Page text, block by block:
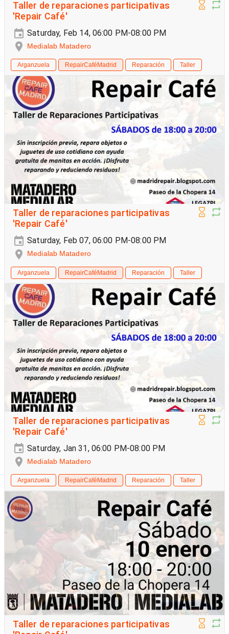
Taller de reparaciones participativas
'Repair Café'
Saturday, Feb 14, 06:00 PM-08:00 PM
Medialab Matadero
Arganzuela RepairCaféMadrid Reparación Taller
Taller de reparaciones participativas
'Repair Café'
Saturday, Feb 07, 06:00 PM-08:00 PM
Medialab Matadero
Arganzuela RepairCaféMadrid Reparación Taller
Taller de reparaciones participativas
'Repair Café'
Saturday, Jan 31, 06:00 PM-08:00 PM
Medialab Matadero
Arganzuela RepairCaféMadrid Reparación Taller
Taller de reparaciones participativas